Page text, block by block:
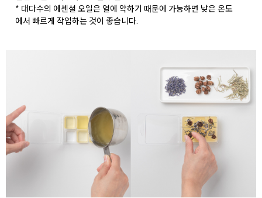
* 대다수의 에센셜 오일은 열에 약하기 때문에 가능하면 낮은 온도
에서 빠르게 작업하는 것이 좋습니다.